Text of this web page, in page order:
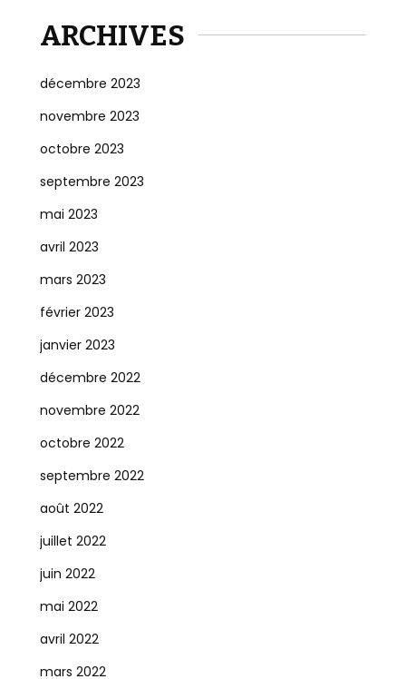
ARCHIVES
décembre 2023
novembre 2023
octobre 2023
septembre 2023
mai 2023
avril 2023
mars 2023
février 2023
janvier 2023
décembre 2022
novembre 2022
octobre 2022
septembre 2022
août 2022
juillet 2022
juin 2022
mai 2022
avril 2022
mars 2022